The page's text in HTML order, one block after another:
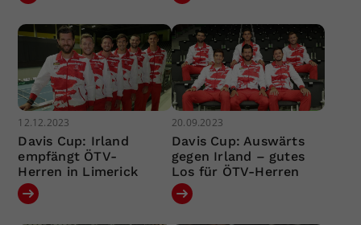
12.12.2023
Davis Cup: Irland
empfängt ÖTV-
Herren in Limerick
20.09.2023
Davis Cup: Auswärts
gegen Irland – gutes
Los für ÖTV-Herren